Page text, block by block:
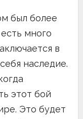
был более
много
в
наследие.
этот бой
Это будет